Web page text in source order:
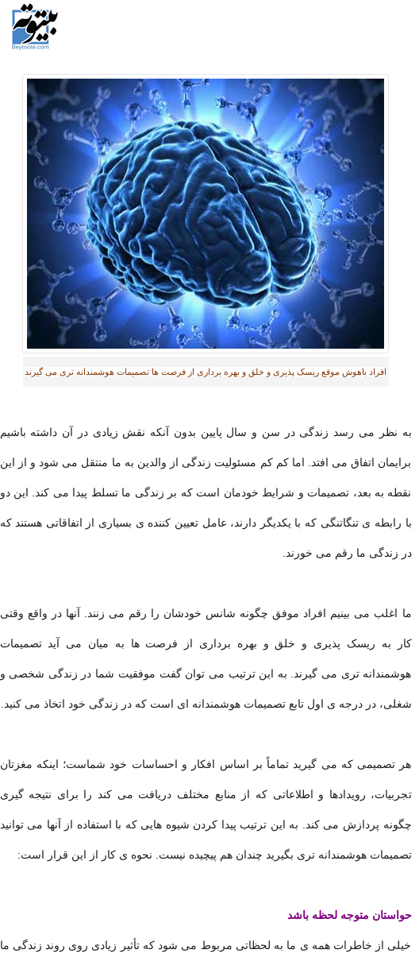
افراد باهوش موقع ریسک پذیری و خلق و بهره برداری از فرصت ها تصمیمات هوشمندانه تری می گیرند
به نظر می رسد زندگی در سن و سال پایین بدون آنکه نقش زیادی در آن داشته باشیم
برایمان اتفاق می افتد. اما کم کم مسئولیت زندگی از والدین به ما منتقل می شود و از این
نقطه به بعد، تصمیمات و شرایط خودمان است که بر زندگی ما تسلط پیدا می کند. این دو
با رابطه ی تنگاتنگی که با یکدیگر دارند، عامل تعیین کننده ی بسیاری از اتفاقاتی هستند که
در زندگی ما رقم می خورند.
ما اغلب می بینیم افراد موفق چگونه شانس خودشان را رقم می زنند. آنها در واقع وقتی
کار به ریسک پذیری و خلق و بهره برداری از فرصت ها به میان می آید تصمیمات
هوشمندانه تری می گیرند. به این ترتیب می توان گفت موفقیت شما در زندگی شخصی و
شغلی، در درجه ی اول تابع تصمیمات هوشمندانه ای است که در زندگی خود اتخاذ می کنید.
هر تصمیمی که می گیرید تماماً بر اساس افکار و احساسات خود شماست؛ اینکه مغزتان
تجربیات، رویدادها و اطلاعاتی که از منابع مختلف دریافت می کند را برای نتیجه گیری
چگونه پردازش می کند. به این ترتیب پیدا کردن شیوه هایی که با استفاده از آنها می توانید
تصمیمات هوشمندانه تری بگیرید چندان هم پیچیده نیست. نحوه ی کار از این قرار است:
حواستان متوجه لحظه باشد
خیلی از خاطرات همه ی ما به لحظاتی مربوط می شود که تأثیر زیادی روی روند زندگی ما